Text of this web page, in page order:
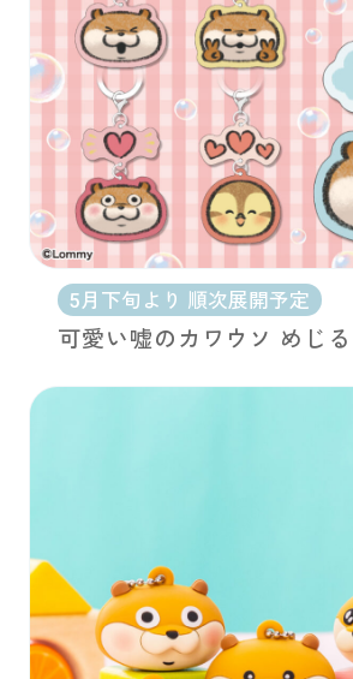
5月下旬より 順次展開予定
可愛い嘘のカワウソ めじ